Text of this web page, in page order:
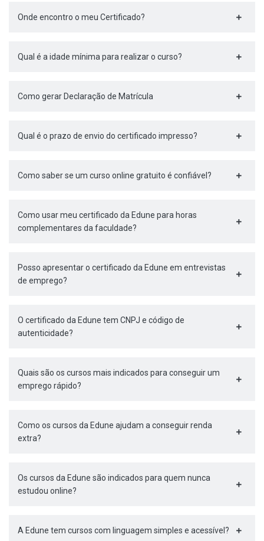
Onde encontro o meu Certificado?
Qual é a idade mínima para realizar o curso?
Como gerar Declaração de Matrícula
Qual é o prazo de envio do certificado impresso?
Como saber se um curso online gratuito é confiável?
Como usar meu certificado da Edune para horas
complementares da faculdade?
Posso apresentar o certificado da Edune em entrevistas
de emprego?
O certificado da Edune tem CNPJ e código de
autenticidade?
Quais são os cursos mais indicados para conseguir um
emprego rápido?
Como os cursos da Edune ajudam a conseguir renda
extra?
Os cursos da Edune são indicados para quem nunca
estudou online?
A Edune tem cursos com linguagem simples e acessível?